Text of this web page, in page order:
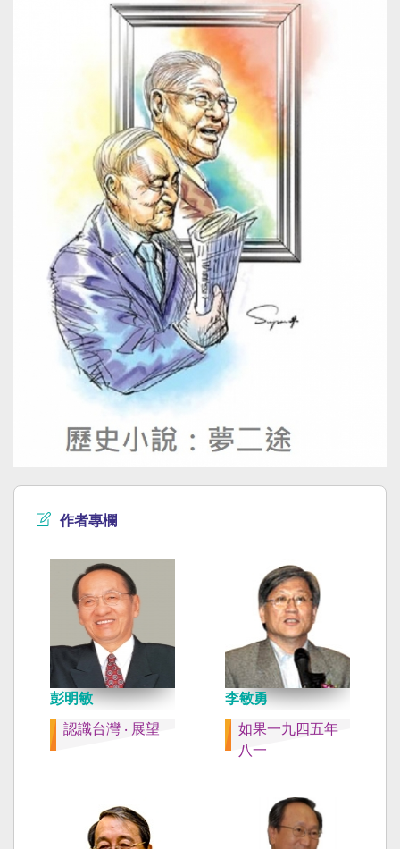
作者專欄
彭明敏
認識台灣 ‧ 展望
李敏勇
如果一九四五年
八一